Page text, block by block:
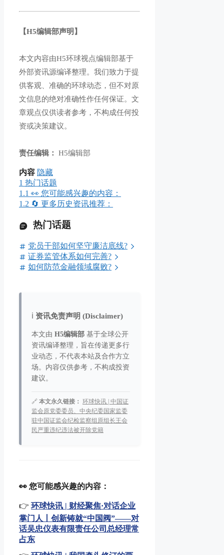
【H5编辑部声明】
本文内容由H5环球视点编辑部基于
外部资讯源编译整理。我们致力于提
供客观、准确的环球动态，但不对原
文信息的绝对准确性作任何保证。文
章观点仅供读者参考，不构成任何投
资或决策建议。
责任编辑： H5编辑部
内容 隐藏
1 热门话题
1.1 👀 您可能感兴趣的内容：
1.2 🔄 更多历史资讯推荐：
热门话题
党员干部如何坚守廉洁底线?
证券监管体系如何完善?
如何防范金融领域腐败?
ℹ️ 资讯免责声明 (Disclaimer)
本文由 H5编辑部 基于全球公开
资讯编译整理，旨在传递更多行
业动态，不代表本站及合作方立
场。内容仅供参考，不构成投资
建议。
🔗 本文永久链接： 环球快讯 | 中国证
监会原党委委员、中央纪委国家监委
驻中国证监会纪检监察组原组长王会
民严重违纪违法被开除党籍
👀 您可能感兴趣的内容：
👉 环球快讯 | 财经聚焦·对话企业
掌门人丨创新铸就“中国阀”——对
话吴忠仪表有限责任公司总经理常
占东